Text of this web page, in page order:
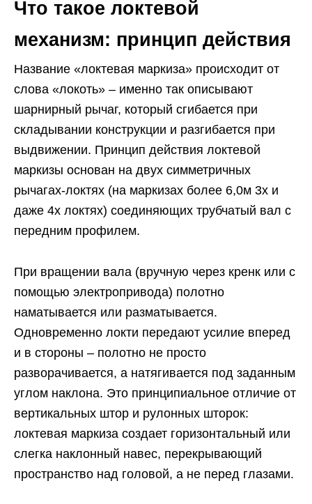
Что такое локтевой
механизм: принцип действия
Название «локтевая маркиза» происходит от
слова «локоть» – именно так описывают
шарнирный рычаг, который сгибается при
складывании конструкции и разгибается при
выдвижении. Принцип действия локтевой
маркизы основан на двух симметричных
рычагах-локтях (на маркизах более 6,0м 3х и
даже 4х локтях) соединяющих трубчатый вал с
передним профилем.
При вращении вала (вручную через кренк или с
помощью электропривода) полотно
наматывается или разматывается.
Одновременно локти передают усилие вперед
и в стороны – полотно не просто
разворачивается, а натягивается под заданным
углом наклона. Это принципиальное отличие от
вертикальных штор и рулонных шторок:
локтевая маркиза создает горизонтальный или
слегка наклонный навес, перекрывающий
пространство над головой, а не перед глазами.